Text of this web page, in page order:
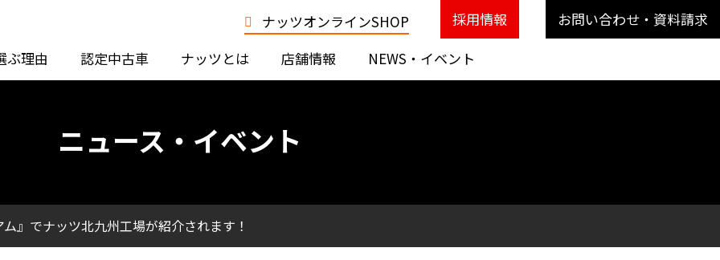
お問い合わせ・資料請求
ぶ理由
認定中古車 ナッツとは 店舗情報 NEWS・イベント
ナッツオンラインSHOP 採用情報
ニュース・イベント
』でナッツ北九州工場が紹介されます！